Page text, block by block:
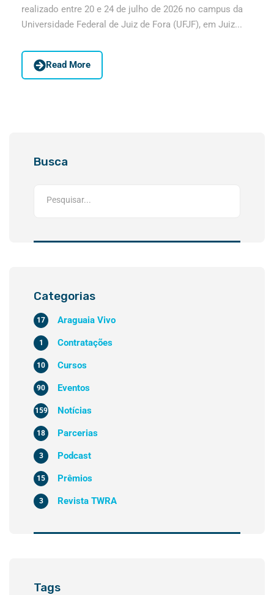
realizado entre 20 e 24 de julho de 2026 no campus da
Universidade Federal de Juiz de Fora (UFJF), em Juiz...
Read More
Busca
Categorias
Araguaia Vivo
17
Contratações
1
Cursos
10
Eventos
90
Notícias
159
Parcerias
18
Podcast
3
Prêmios
15
Revista TWRA
3
Tags